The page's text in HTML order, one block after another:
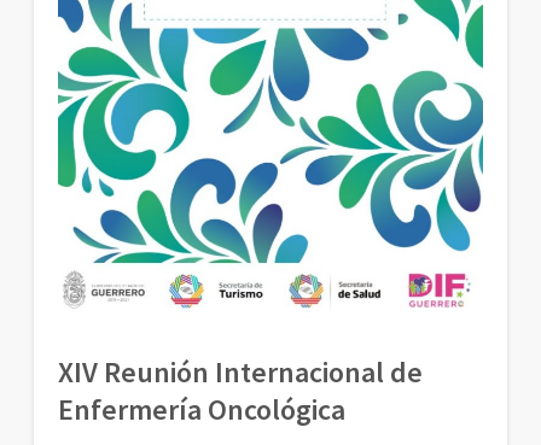
XIV Reunión Internacional de
Enfermería Oncológica